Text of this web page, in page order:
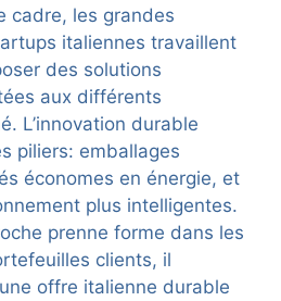
cadre, les grandes
italiennes travaillent
des solutions
aux différents
L’innovation durable
piliers: emballages
économes en énergie, et
plus intelligentes.
prenne forme dans les
clients, il
offre italienne durable